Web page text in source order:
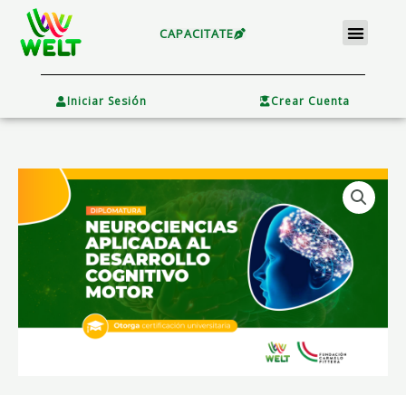
contenido
CAPACITATE Menu
Iniciar Sesión Crear Cuenta
Diplomatura
Neurociencias
al
Desarrollo